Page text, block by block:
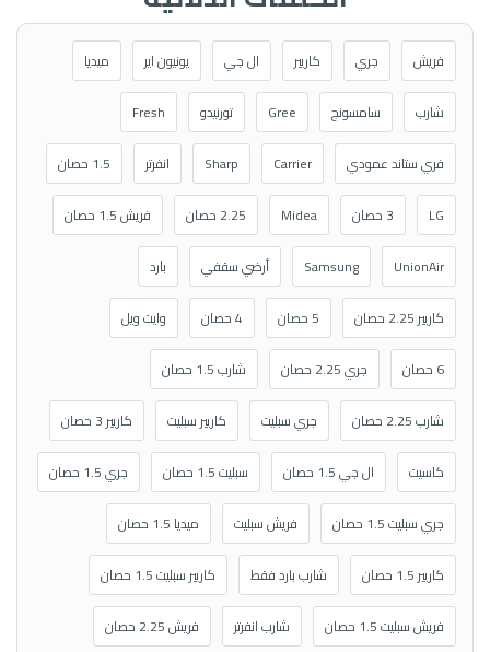
فريش جري كاريير ال جي يونيون اير ميديا
شارب سامسونج Gree تورنيدو Fresh
فري ستاند عمودي Carrier
Sharp انفرتر 1.5 حصان
LG 3 حصان Midea 2.25 حصان فريش 1.5 حصان
UnionAir
Samsung أرضي سقفي بارد
كاريير 2.25 حصان 5 حصان 4 حصان وايت ويل
6 حصان جري 2.25 حصان شارب 1.5 حصان
شارب 2.25 حصان جري سبليت كاريير سبليت كاريير 3 حصان
كاسيت ال جي 1.5 حصان سبليت 1.5 حصان جري 1.5 حصان
جري سبليت 1.5 حصان فريش سبليت ميديا 1.5 حصان
كاريير 1.5 حصان شارب بارد فقط كاريير سبليت 1.5 حصان
فريش سبليت 1.5 حصان شارب انفرتر فريش 2.25 حصان